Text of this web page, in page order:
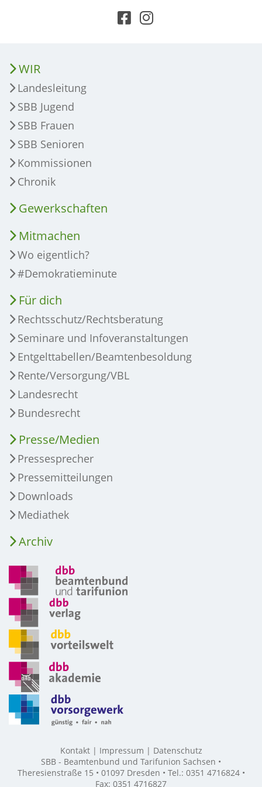
WIR
Landesleitung
SBB Jugend
SBB Frauen
SBB Senioren
Kommissionen
Chronik
Gewerkschaften
Mitmachen
Wo eigentlich?
#Demokratieminute
Für dich
Rechtsschutz/Rechtsberatung
Seminare und Infoveranstaltungen
Entgelttabellen/Beamtenbesoldung
Rente/Versorgung/VBL
Landesrecht
Bundesrecht
Presse/Medien
Pressesprecher
Pressemitteilungen
Downloads
Mediathek
Archiv
Kontakt Impressum
Datenschutz
SBB - Beamtenbund und Tarifunion Sachsen •
Theresienstraße 15 • 01097 Dresden • Tel.: 0351 4716824 •
Fax: 0351 4716827